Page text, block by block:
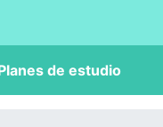
de estudio